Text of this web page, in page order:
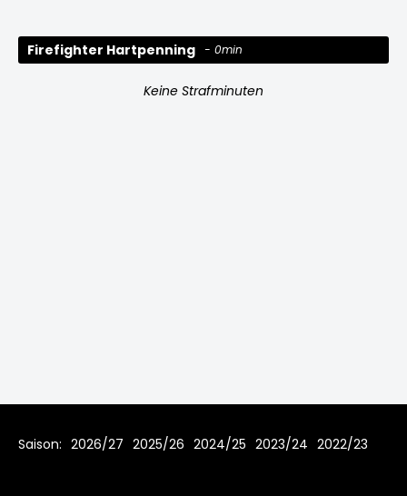
Firefighter Hartpenning 0min
Keine Strafminuten
Saison: 2026/27 2025/26 2024/25 2023/24 2022/23